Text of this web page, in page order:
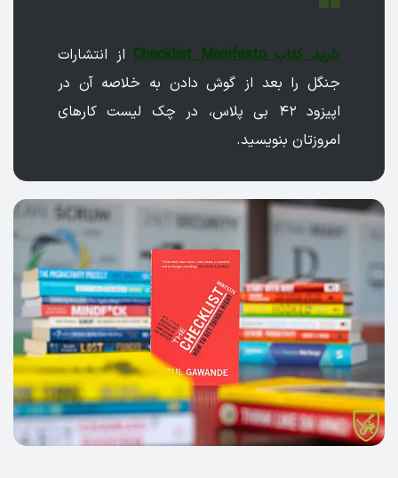
خرید کتاب Checklist Manifesto
از انتشارات
جنگل را بعد از گوش دادن به خلاصه آن در
اپیزود ۴۲ بی پلاس، در چک لیست کارهای
امروزتان بنویسید.